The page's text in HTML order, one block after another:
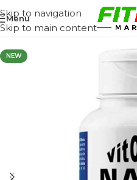
Skip to navigation
Skip to main content
Menu
NEW